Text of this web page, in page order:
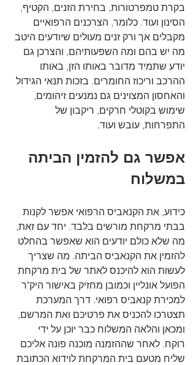
בקרת טמפרטורות, בחירת הזנים, הקטיף,
הסינון ועוד. כלומר, הצרכנים הרפואיים
מקבלים אך ורק זנים מעולים שיודעים היטב
מה יש בהם ומה השפעותיהם, והצרכן גם
יודע שתמיד מדובר באותו הזן, באותו
ההרכב וריכוז החומרים. בזכות תנאי הגידול
והאחסון המצוינים גם נמנעים זיהומים,
שימוש בקוטלי חרקים, ריקבון של
התפרחות, עובש ועוד.
אפשר גם להזמין הביתה
במשלוח
כידוע, את הקנאביס הרפואי אפשר לקנות
בבתי מרקחת מורשים בלבד. יחד עם זאת,
מה שלא כולם יודעים הוא שאפשר בהחלט
להזמין את הקנאביס הביתה. מה שצריך
לעשות הוא להיכנס לאתר של בית מרקחת
הפועל אונליין וכמובן מחזיק באישור היק"ר
למכירת קנאביס רפואי. דרך המערכת
תצטרכו להכניס את פרטיכם ואת המרשם,
ומכאן והלאה המשלוח כבר יוכן על ידי
רוקח. לאחר שההזמנה מוכנה פונה אליכם
שליח מטעם בית המרקחת לוידוא הכתובת